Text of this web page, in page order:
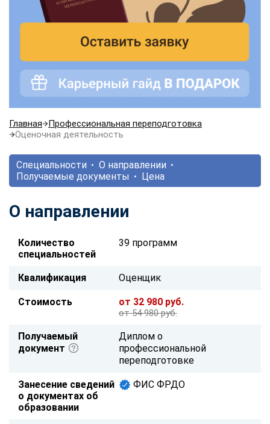
Главная
Профессиональная переподготовка
Оценочная деятельность
Специальности
О направлении
Получаемые документы
Цена
О направлении
Количество
специальностей
39 программ
Квалификация Оценщик
Стоимость от 32 980 руб.
от 54 980 руб.
Получаемый
документ
Диплом о
профессиональной
переподготовке
Занесение сведений
о документах об
образовании
ФИС ФРДО